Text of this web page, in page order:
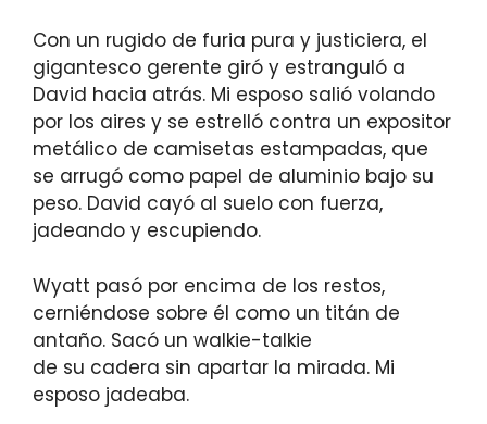
Con un rugido de furia pura y justiciera, el
gigantesco gerente giró y estranguló a
David hacia atrás. Mi esposo salió volando
por los aires y se estrelló contra un expositor
metálico de camisetas estampadas, que
se arrugó como papel de aluminio bajo su
peso. David cayó al suelo con fuerza,
jadeando y escupiendo.
Wyatt pasó por encima de los restos,
cerniéndose sobre él como un titán de
antaño. Sacó un walkie-talkie
de su cadera sin apartar la mirada. Mi
esposo jadeaba.